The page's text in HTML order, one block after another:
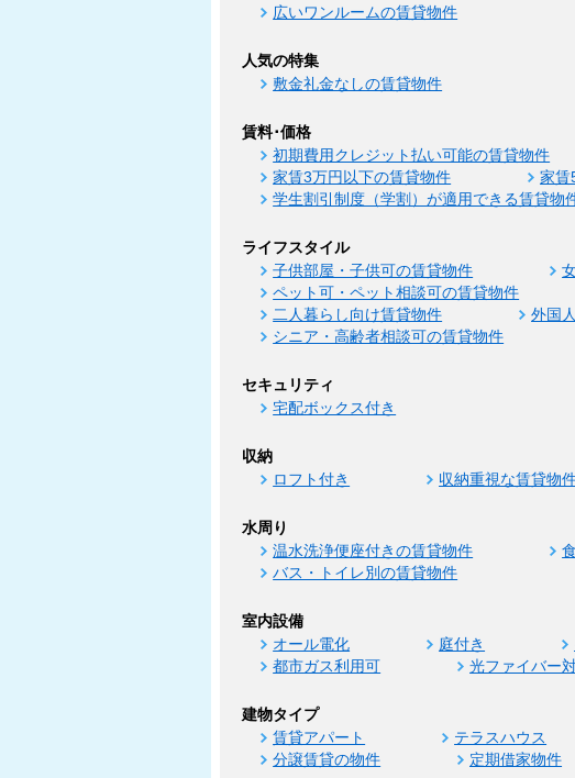
広いワンルームの賃貸物件
人気の特集
敷金礼金なしの賃貸物件
賃料･価格
初期費用クレジット払い可能の賃貸物件
家賃3万円以下の賃貸物件
家賃
学生割引制度（学割）が適用できる賃貸物
ライフスタイル
子供部屋・子供可の賃貸物件
ペット可・ペット相談可の賃貸物件
二人暮らし向け賃貸物件
外国
シニア・高齢者相談可の賃貸物件
セキュリティ
宅配ボックス付き
収納
ロフト付き 収納重視な賃貸物
水周り
温水洗浄便座付きの賃貸物件
バス・トイレ別の賃貸物件
室内設備
オール電化 庭付き
都市ガス利用可
光ファイバー
建物タイプ
賃貸アパート テラスハウス
分譲賃貸の物件
定期借家物件